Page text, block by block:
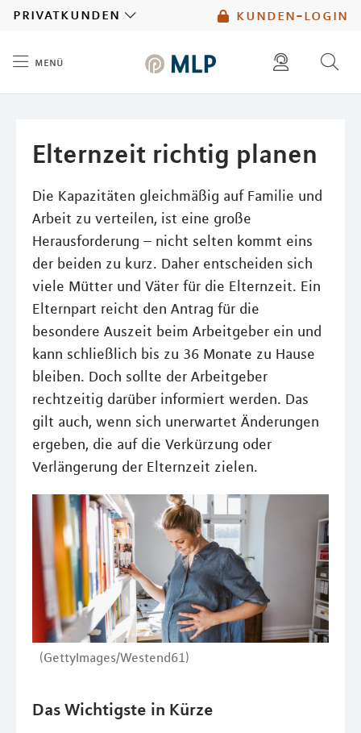
kunden-login
privatkunden
menü
Elternzeit richtig planen
Die Kapazitäten gleichmäßig auf Familie und
Arbeit zu verteilen, ist eine große
Herausforderung – nicht selten kommt eins
der beiden zu kurz. Daher entscheiden sich
viele Mütter und Väter für die Elternzeit. Ein
Elternpart reicht den Antrag für die
besondere Auszeit beim Arbeitgeber ein und
kann schließlich bis zu 36 Monate zu Hause
bleiben. Doch sollte der Arbeitgeber
rechtzeitig darüber informiert werden. Das
gilt auch, wenn sich unerwartet Änderungen
ergeben, die auf die Verkürzung oder
Verlängerung der Elternzeit zielen.
(GettyImages/Westend61)
Das Wichtigste in Kürze